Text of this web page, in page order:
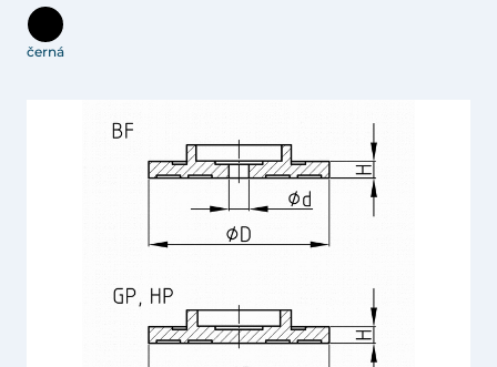
černá